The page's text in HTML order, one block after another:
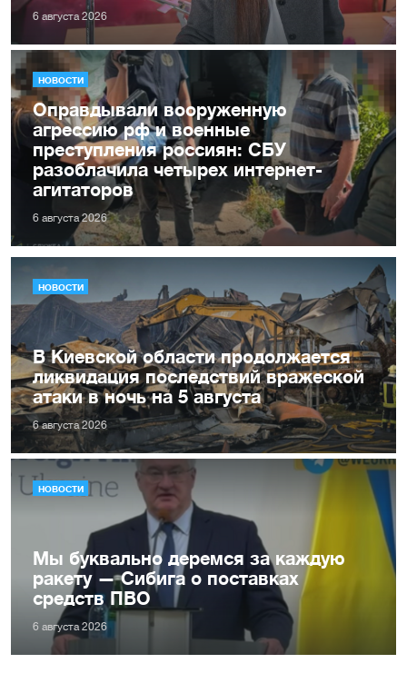
6 августа 2026
НОВОСТИ
Оправдывали вооруженную
агрессию рф и военные
преступления россиян: СБУ
разоблачила четырех интернет-
агитаторов
6 августа 2026
НОВОСТИ
В Киевской области продолжается
ликвидация последствий вражеской
атаки в ночь на 5 августа
6 августа 2026
НОВОСТИ
Мы буквально деремся за каждую
ракету — Сибига о поставках
средств ПВО
6 августа 2026